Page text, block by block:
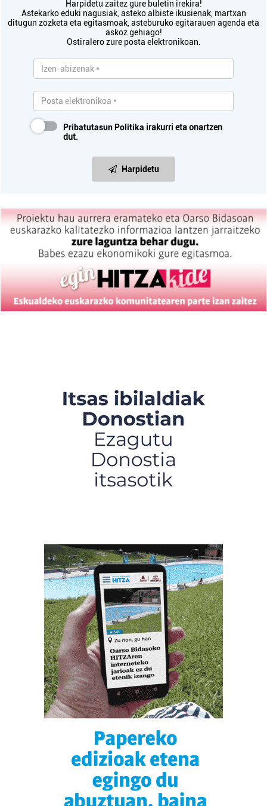
Harpidetu zaitez gure buletin irekira!
Astekarko eduki nagusiak, asteko albiste ikusienak, martxan
ditugun zozketa eta egitasmoak, asteburuko egitarauen agenda eta
askoz gehiago!
Ostiralero zure posta elektronikoan.
Pribatutasun Politika irakurri eta onartzen
dut.
Harpidetu